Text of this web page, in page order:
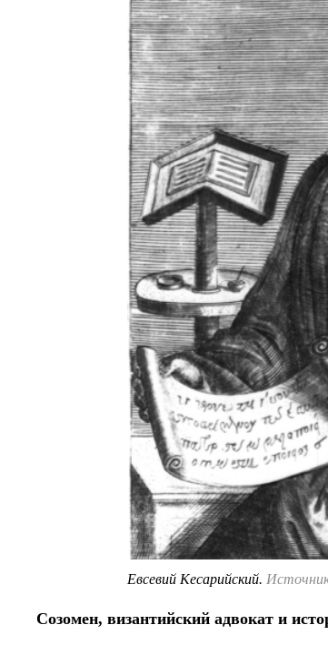
Евсевий Кесарийский.
Созомен, византийский адвокат и